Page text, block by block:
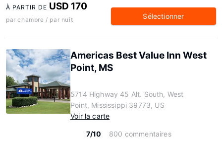
À PARTIR DE USD 170
par chambre / par nuit Sélectionner
Americas Best Value Inn West
Point, MS
5714 Highway 45 Alt. South, West
Point, Mississippi 39773, US
Voir la carte
7/10
800 commentaires